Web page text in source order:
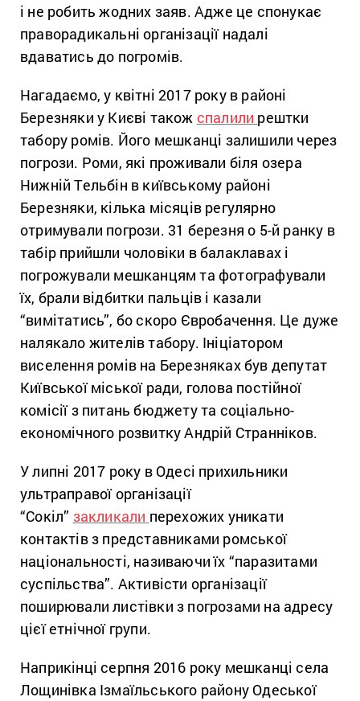
і не робить жодних заяв. Адже це спонукає
праворадикальні організації надалі
вдаватись до погромів.
Нагадаємо, у квітні 2017 року в районі
Березняки у Києві також спалили рештки
табору ромів. Його мешканці залишили через
погрози. Роми, які проживали біля озера
Нижній Тельбін в київському районі
Березняки, кілька місяців регулярно
отримували погрози. 31 березня о 5-й ранку в
табір прийшли чоловіки в балаклавах і
погрожували мешканцям та фотографували
їх, брали відбитки пальців і казали
“вимітатись”, бо скоро Євробачення. Це дуже
налякало жителів табору. Ініціатором
виселення ромів на Березняках був депутат
Київської міської ради, голова постійної
комісії з питань бюджету та соціально-
економічного розвитку Андрій Странніков.
У липні 2017 року в Одесі прихильники
ультраправої організації
“Сокіл” закликали перехожих уникати
контактів з представниками ромської
національності, називаючи їх “паразитами
суспільства”. Активісти організації
поширювали листівки з погрозами на адресу
цієї етнічної групи.
Наприкінці серпня 2016 року мешканці села
Лощинівка Ізмаїльського району Одеської